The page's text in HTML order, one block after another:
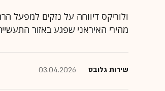
ולוריקס דיווחה על נזקים למפעל
מהירי האיראני שפגע באזור
שירות גלובס 03.04.2026